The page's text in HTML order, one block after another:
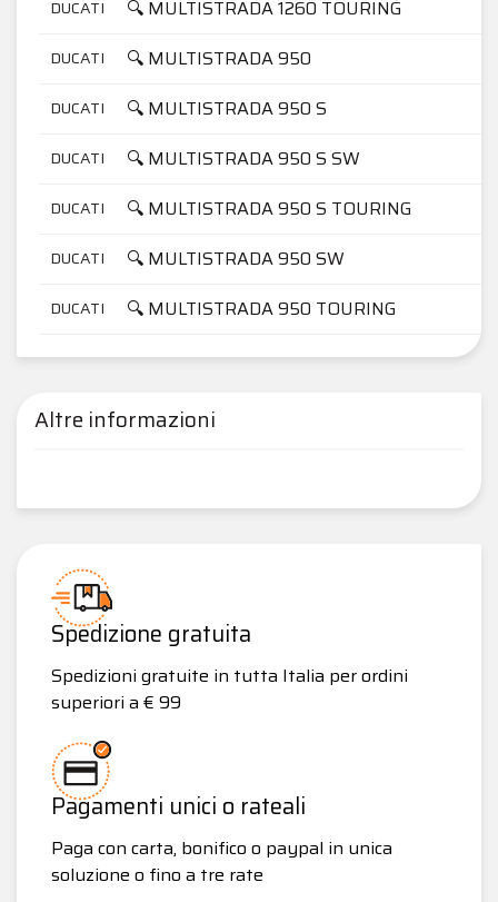
DUCATI 🔍 MULTISTRADA 1260 TOURING
DUCATI 🔍 MULTISTRADA 950
DUCATI 🔍 MULTISTRADA 950 S
DUCATI 🔍 MULTISTRADA 950 S SW
DUCATI 🔍 MULTISTRADA 950 S TOURING
DUCATI 🔍 MULTISTRADA 950 SW
DUCATI 🔍 MULTISTRADA 950 TOURING
Altre informazioni
Spedizione gratuita
Spedizioni gratuite in tutta Italia per ordini
superiori a € 99
Pagamenti unici o rateali
Paga con carta, bonifico o paypal in unica
soluzione o fino a tre rate